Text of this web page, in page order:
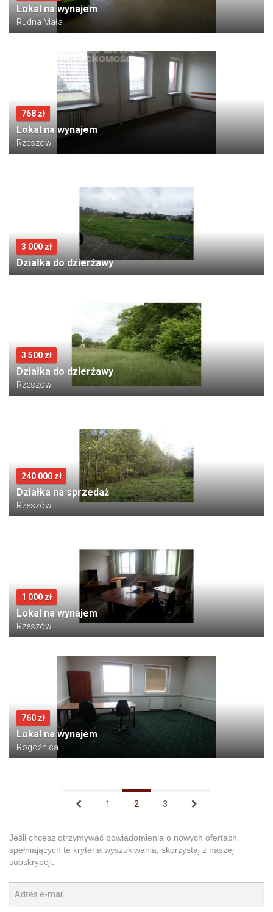
Lokal na wynajem
Rudna Mała
768 zł
Lokal na wynajem
Rzeszów
3 000 zł
Działka do dzierżawy
3 500 zł
Działka do dzierżawy
Rzeszów
240 000 zł
Działka na sprzedaż
Rzeszów
1 000 zł
Lokal na wynajem
Rzeszów
760 zł
Lokal na wynajem
Rogoźnica
1 2 3
Jeśli chcesz otrzymywać powiadomienia o nowych ofertach
spełniających te kryteria wyszukiwania, skorzystaj z naszej
subskrypcji.